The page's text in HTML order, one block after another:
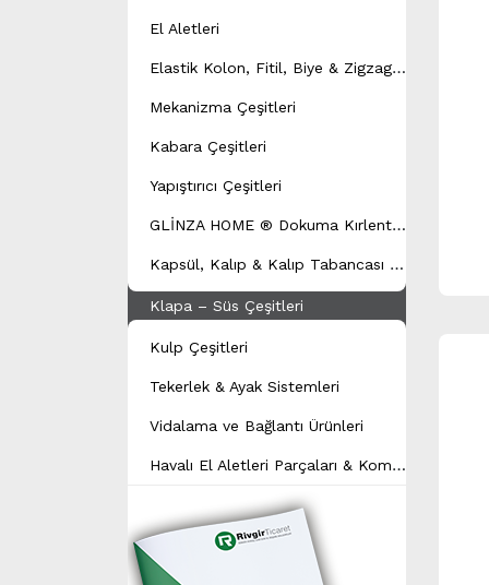
El Aletleri
E
lastik Kolon, Fitil, Biye & Zigzag Yay Çeşitleri
Mekanizma Çeşitleri
Kabara Çeşitleri
Yapıştırıcı Çeşitleri
G
LİNZA HOME ® Dokuma Kırlent Modeli
K
apsül, Kalıp & Kalıp Tabancası Çeşitleri
Klapa – Süs Çeşitleri
Kulp Çeşitleri
Tekerlek & Ayak Sistemleri
Vidalama ve Bağlantı Ürünleri
H
avalı El Aletleri Parçaları & Kompresör Yedek Parçaları